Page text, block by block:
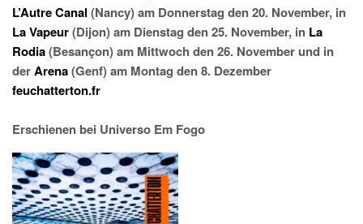
L’Autre Canal (Nancy) am Donnerstag den 20. November, in
La Vapeur(Dijon) am Dienstag den 25. November, in La
Rodia(Besançon) am Mittwoch den 26. November und in
derArena(Genf) am Montag den 8. Dezember
feuchatterton.fr
Erschienen bei Universo Em Fogo